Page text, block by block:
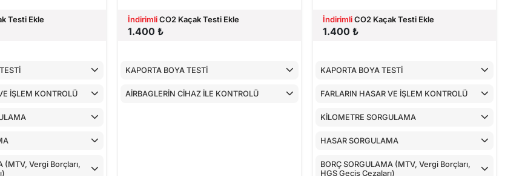
Testi Ekle
İŞLEM KONTROLÜ
(MTV, Vergi Borçları,
İndirimliCO2 Kaçak Testi Ekle
1.400 ₺
KAPORTA BOYA TESTİ
AİRBAGLERİN CİHAZ İLE KONTROLÜ
İndirimliCO2 Kaçak Testi Ekle
1.400 ₺
KAPORTA BOYA TESTİ
FARLARIN HASAR VE İŞLEM KONTROLÜ
KİLOMETRE SORGULAMA
HASAR SORGULAMA
BORÇ SORGULAMA (MTV, Vergi Borçları,
HGS Geçiş Cezaları)